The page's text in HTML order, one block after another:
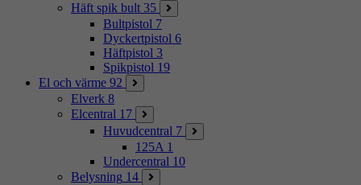
Häft spik bult 35
Bultpistol 7
Dyckertpistol 6
Häftpistol 3
Spikpistol 19
El och värme 92
Elverk 8
Elcentral 17
Huvudcentral 7
125A 1
Undercentral 10
Belysning 14